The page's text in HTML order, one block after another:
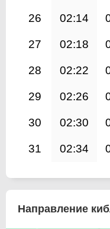
26 02:14
27 02:18
28 02:22
29 02:26
30 02:30
31 02:34
Направление